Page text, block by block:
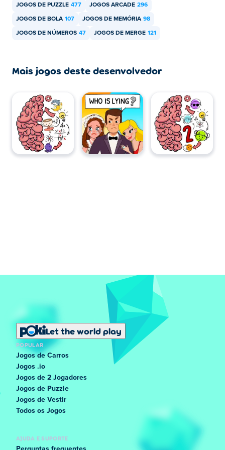
JOGOS DE PUZZLE 477 JOGOS ARCADE 296
JOGOS DE BOLA 107 JOGOS DE MEMÓRIA 98
JOGOS DE NÚMEROS 47 JOGOS DE MERGE 121
Mais jogos deste desenvolvedor
Let the world play
POPULAR
Jogos de Carros
Jogos .io
Jogos de 2 Jogadores
Jogos de Puzzle
Jogos de Vestir
Todos os Jogos
AJUDA E SUPORTE